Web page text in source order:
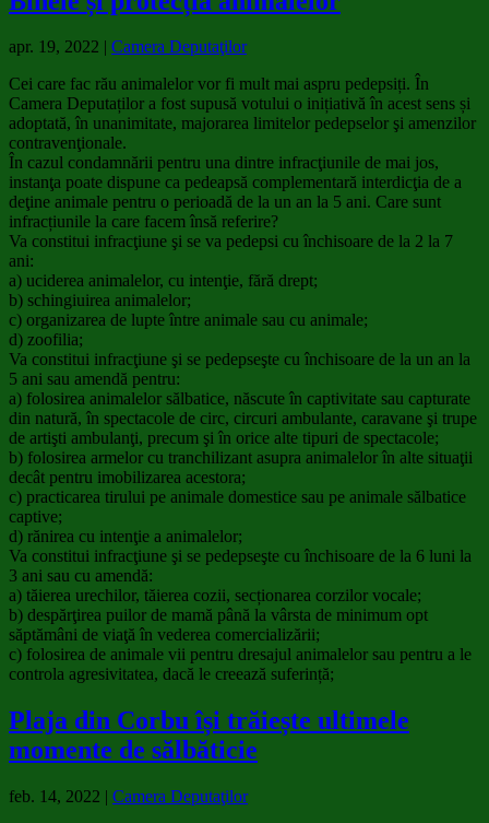
apr. 19, 2022 | Camera Deputaţilor
Cei care fac rău animalelor vor fi mult mai aspru pedepsiți. În
Camera Deputaților a fost supusă votului o inițiativă în acest sens și
adoptată, în unanimitate, majorarea limitelor pedepselor şi amenzilor
contravenţionale.
În cazul condamnării pentru una dintre infracţiunile de mai jos,
instanţa poate dispune ca pedeapsă complementară interdicţia de a
deţine animale pentru o perioadă de la un an la 5 ani. Care sunt
infracțiunile la care facem însă referire?
Va constitui infracţiune şi se va pedepsi cu închisoare de la 2 la 7
ani:
a) uciderea animalelor, cu intenţie, fără drept;
b) schingiuirea animalelor;
c) organizarea de lupte între animale sau cu animale;
d) zoofilia;
Va constitui infracţiune şi se pedepseşte cu închisoare de la un an la
5 ani sau amendă pentru:
a) folosirea animalelor sălbatice, născute în captivitate sau capturate
din natură, în spectacole de circ, circuri ambulante, caravane şi trupe
de artişti ambulanţi, precum şi în orice alte tipuri de spectacole;
b) folosirea armelor cu tranchilizant asupra animalelor în alte situaţii
decât pentru imobilizarea acestora;
c) practicarea tirului pe animale domestice sau pe animale sălbatice
captive;
d) rănirea cu intenţie a animalelor;
Va constitui infracţiune şi se pedepseşte cu închisoare de la 6 luni la
3 ani sau cu amendă:
a) tăierea urechilor, tăierea cozii, secționarea corzilor vocale;
b) despărţirea puilor de mamă până la vârsta de minimum opt
săptămâni de viaţă în vederea comercializării;
c) folosirea de animale vii pentru dresajul animalelor sau pentru a le
controla agresivitatea, dacă le creează suferință;
Plaja din Corbu își trăiește ultimele
momente de sălbăticie
feb. 14, 2022 | Camera Deputaţilor